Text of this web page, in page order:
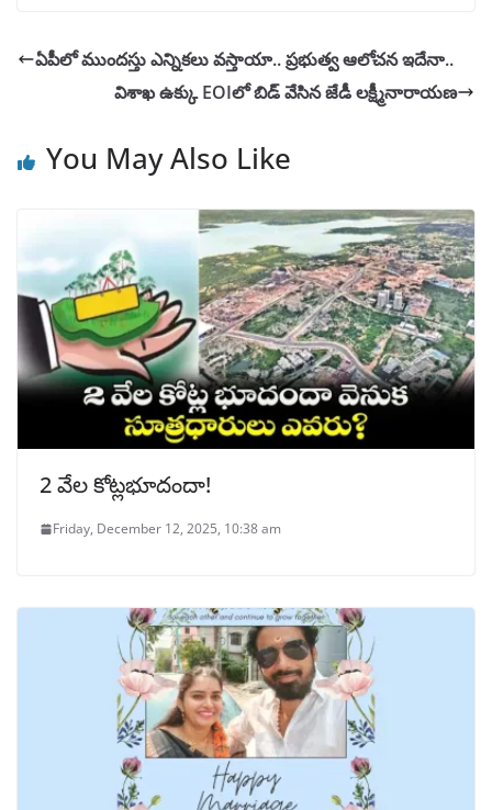
ఏపీలో ముందస్తు ఎన్నికలు వస్తాయా.. ప్రభుత్వ ఆలోచన ఇదేనా..
విశాఖ ఉక్కు EOIలో బిడ్ వేసిన జేడీ లక్ష్మీనారాయణ
You May Also Like
2 వేల కోట్లభూదందా!
Friday, December 12, 2025, 10:38 am